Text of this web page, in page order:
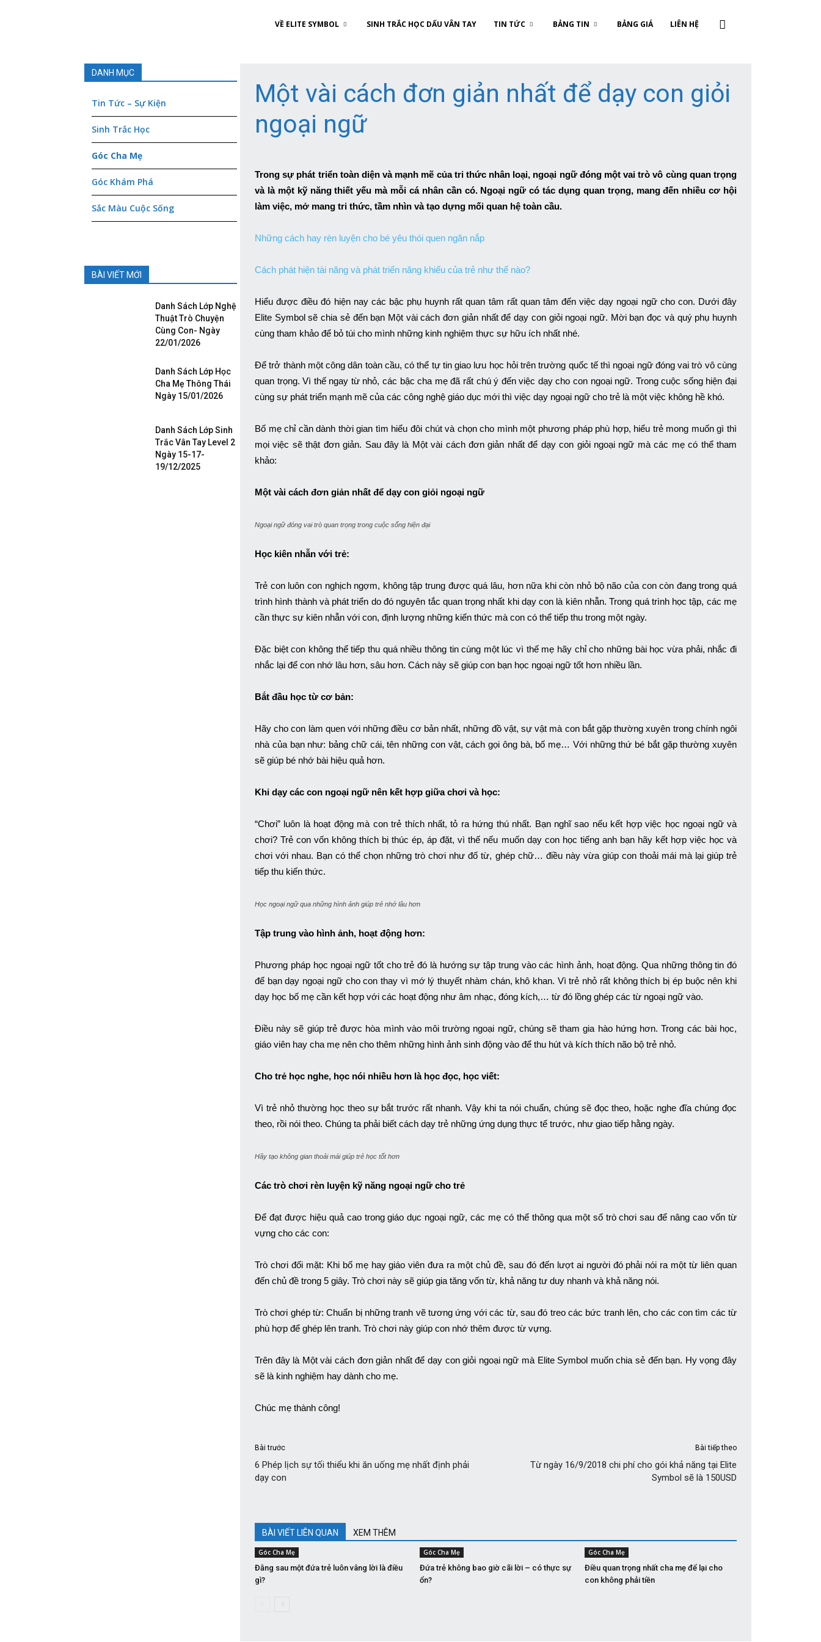
Symbol
VỀ ELITE SYMBOL SINH TRẮC HỌC DẤU VÂN TAY TIN TỨC BẢNG TIN BẢNG GIÁ LIÊN HỆ
Một vài cách đơn giản nhất để dạy con giỏi
ngoại ngữ
Trong sự phát triển toàn diện và mạnh mẽ của tri thức nhân loại, ngoại ngữ đóng một vai trò vô cùng quan trọng
và là một kỹ năng thiết yếu mà mỗi cá nhân cần có. Ngoại ngữ có tác dụng quan trọng, mang đến nhiều cơ hội
làm việc, mở mang tri thức, tầm nhìn và tạo dựng mối quan hệ toàn cầu.
Những cách hay rèn luyện cho bé yêu thói quen ngăn nắp
Cách phát hiện tài năng và phát triển năng khiếu của trẻ như thế nào?
Hiểu được điều đó hiện nay các bậc phụ huynh rất quan tâm rất quan tâm đến việc dạy ngoại ngữ cho con. Dưới đây
Elite Symbol sẽ chia sẻ đến bạn Một vài cách đơn giản nhất để dạy con giỏi ngoại ngữ. Mời bạn đọc và quý phụ huynh
cùng tham khảo để bỏ túi cho mình những kinh nghiệm thực sự hữu ích nhất nhé.
Để trở thành một công dân toàn cầu, có thể tự tin giao lưu học hỏi trên trường quốc tế thì ngoại ngữ đóng vai trò vô cùng
quan trọng. Vì thế ngay từ nhỏ, các bậc cha mẹ đã rất chú ý đến việc dạy cho con ngoại ngữ. Trong cuộc sống hiện đại
cùng sự phát triển mạnh mẽ của các công nghệ giáo dục mới thì việc dạy ngoại ngữ cho trẻ là một việc không hề khó.
Bố mẹ chỉ cần dành thời gian tìm hiểu đôi chút và chọn cho mình một phương pháp phù hợp, hiểu trẻ mong muốn gì thì
mọi việc sẽ thật đơn giản. Sau đây là Một vài cách đơn giản nhất để dạy con giỏi ngoại ngữ mà các mẹ có thể tham
khảo:
Một vài cách đơn giản nhất để dạy con giỏi ngoại ngữ
Ngoại ngữ đóng vai trò quan trọng trong cuộc sống hiện đại
Học kiên nhẫn với trẻ:
Trẻ con luôn con nghịch ngợm, không tập trung được quá lâu, hơn nữa khi còn nhỏ bộ não của con còn đang trong quá
trình hình thành và phát triển do đó nguyên tắc quan trọng nhất khi dạy con là kiên nhẫn. Trong quá trình học tập, các mẹ
cần thực sự kiên nhẫn với con, định lượng những kiến thức mà con có thể tiếp thu trong một ngày.
Đặc biệt con không thể tiếp thu quá nhiều thông tin cùng một lúc vì thế mẹ hãy chỉ cho những bài học vừa phải, nhắc đi
nhắc lại để con nhớ lâu hơn, sâu hơn. Cách này sẽ giúp con bạn học ngoại ngữ tốt hơn nhiều lần.
Bắt đầu học từ cơ bản:
Hãy cho con làm quen với những điều cơ bản nhất, những đồ vật, sự vật mà con bắt gặp thường xuyên trong chính ngôi
nhà của bạn như: bảng chữ cái, tên những con vật, cách gọi ông bà, bố mẹ… Với những thứ bé bắt gặp thường xuyên
sẽ giúp bé nhớ bài hiệu quả hơn.
Khi dạy các con ngoại ngữ nên kết hợp giữa chơi và học:
“Chơi” luôn là hoạt động mà con trẻ thích nhất, tỏ ra hứng thú nhất. Bạn nghĩ sao nếu kết hợp việc học ngoại ngữ và
chơi? Trẻ con vốn không thích bị thúc ép, áp đặt, vì thế nếu muốn dạy con học tiếng anh bạn hãy kết hợp việc học và
chơi với nhau. Bạn có thể chọn những trò chơi như đố từ, ghép chữ… điều này vừa giúp con thoải mái mà lại giúp trẻ
tiếp thu kiến thức.
Học ngoại ngữ qua những hình ảnh giúp trẻ nhớ lâu hơn
Tập trung vào hình ảnh, hoạt động hơn:
Phương pháp học ngoại ngữ tốt cho trẻ đó là hướng sự tập trung vào các hình ảnh, hoạt động. Qua những thông tin đó
để bạn dạy ngoại ngữ cho con thay vì mớ lý thuyết nhàm chán, khô khan. Vì trẻ nhỏ rất không thích bị ép buộc nên khi
dạy học bố mẹ cần kết hợp với các hoạt động như âm nhạc, đóng kích,… từ đó lồng ghép các từ ngoại ngữ vào.
Điều này sẽ giúp trẻ được hòa mình vào môi trường ngoại ngữ, chúng sẽ tham gia hào hứng hơn. Trong các bài học,
giáo viên hay cha mẹ nên cho thêm những hình ảnh sinh động vào để thu hút và kích thích não bộ trẻ nhỏ.
Cho trẻ học nghe, học nói nhiều hơn là học đọc, học viết:
Vì trẻ nhỏ thường học theo sự bắt trước rất nhanh. Vậy khi ta nói chuẩn, chúng sẽ đọc theo, hoặc nghe đĩa chúng đọc
theo, rồi nói theo. Chúng ta phải biết cách dạy trẻ những ứng dụng thực tế trước, như giao tiếp hằng ngày.
Hãy tạo không gian thoải mái giúp trẻ học tốt hơn
Các trò chơi rèn luyện kỹ năng ngoại ngữ cho trẻ
Để đạt được hiệu quả cao trong giáo dục ngoại ngữ, các mẹ có thể thông qua một số trò chơi sau để nâng cao vốn từ
vựng cho các con:
Trò chơi đối mặt: Khi bố mẹ hay giáo viên đưa ra một chủ đề, sau đó đến lượt ai người đó phải nói ra một từ liên quan
đến chủ đề trong 5 giây. Trò chơi này sẽ giúp gia tăng vốn từ, khả năng tư duy nhanh và khả năng nói.
Trò chơi ghép từ: Chuẩn bị những tranh vẽ tương ứng với các từ, sau đó treo các bức tranh lên, cho các con tìm các từ
phù hợp để ghép lên tranh. Trò chơi này giúp con nhớ thêm được từ vựng.
Trên đây là Một vài cách đơn giản nhất để dạy con giỏi ngoại ngữ mà Elite Symbol muốn chia sẻ đến bạn. Hy vọng đây
sẽ là kinh nghiệm hay dành cho mẹ.
Chúc mẹ thành công!
Bài trước
6 Phép lịch sự tối thiểu khi ăn uống mẹ nhất định phải
dạy con
Bài tiếp theo
Từ ngày 16/9/2018 chi phí cho gói khả năng tại Elite
Symbol sẽ là 150USD
BÀI VIẾT LIÊN QUAN XEM THÊM
Góc Cha Mẹ
Đằng sau một đứa trẻ luôn vâng lời là điều
gì?
Góc Cha Mẹ
Đứa trẻ không bao giờ cãi lời – có thực sự
ổn?
Góc Cha Mẹ
Điều quan trọng nhất cha mẹ để lại cho
con không phải tiền
DANH MỤC
Tin Tức – Sự Kiện
Sinh Trắc Học
Góc Cha Mẹ
Góc Khám Phá
Sắc Màu Cuộc Sống
BÀI VIẾT MỚI
Danh Sách Lớp Nghệ
Thuật Trò Chuyện
Cùng Con- Ngày
22/01/2026
Danh Sách Lớp Học
Cha Mẹ Thông Thái
Ngày 15/01/2026
Danh Sách Lớp Sinh
Trắc Vân Tay Level 2
Ngày 15-17-
19/12/2025